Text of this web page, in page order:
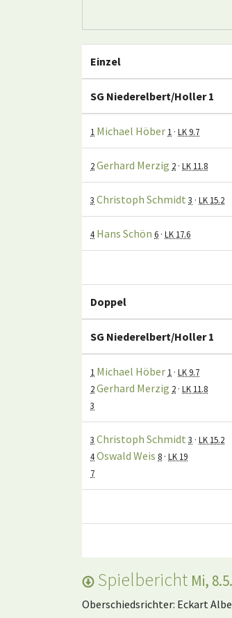
Einzel
SG Niederelbert/Holler 1
1 Michael Höber 1 · LK 9.7
2Gerhard Merzig 2 · LK 11.8
3 Christoph Schmidt 3 · LK 15.2
4 Hans Schön 6 · LK 17.6
Doppel
SG Niederelbert/Holler 1
1 Michael Höber 1 · LK 9.7
2Gerhard Merzig 2 · LK 11.8
3
3 Christoph Schmidt 3 · LK 15.2
4Oswald Weis 8 · LK 19
7
Spielbericht Mi,
Oberschiedsrichter: Eckart